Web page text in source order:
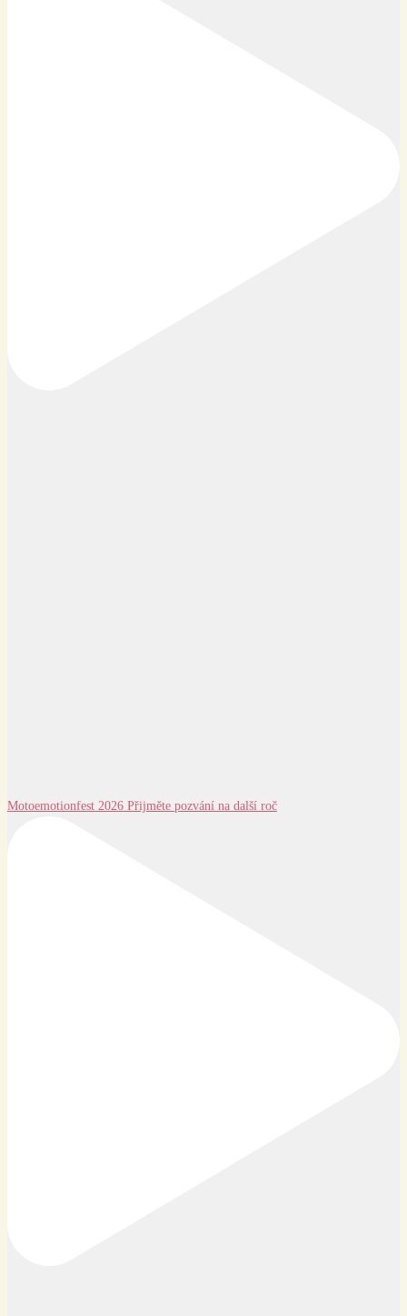
Motoemotionfest 2026 Přijměte pozvání na další roč